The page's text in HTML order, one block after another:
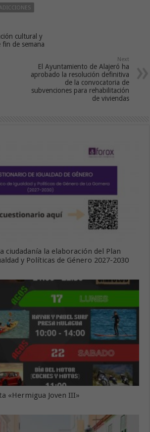
cultural y
fin de semana
Next
El Ayuntamiento de Alajeró ha
aprobado la resolución definitiva
de la convocatoria de
subvenciones para rehabilitación
de viviendas
ciudadanía la elaboración del Plan
y Políticas de Género 2027-2030
«Hermigua Joven III»